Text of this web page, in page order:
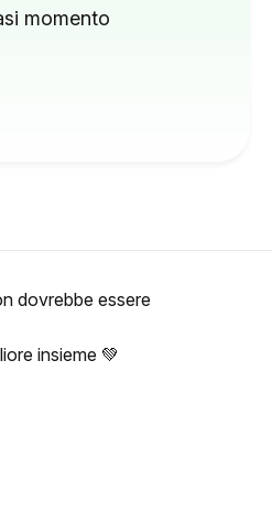
momento
dovrebbe essere
insieme 💚